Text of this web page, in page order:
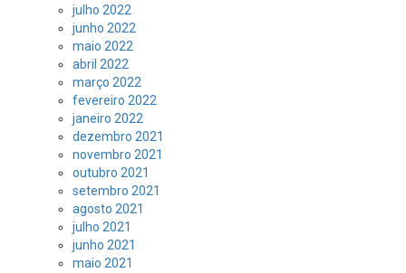
julho 2022
junho 2022
maio 2022
abril 2022
março 2022
fevereiro 2022
janeiro 2022
dezembro 2021
novembro 2021
outubro 2021
setembro 2021
agosto 2021
julho 2021
junho 2021
maio 2021